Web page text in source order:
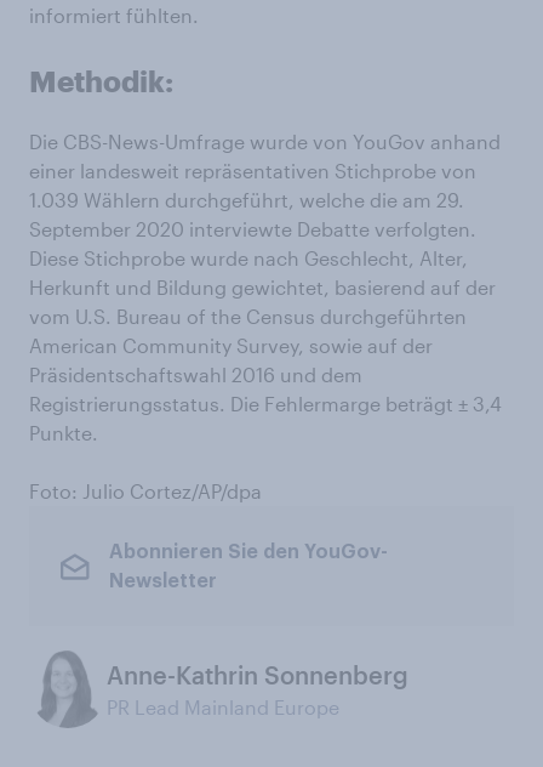
informiert fühlten.
Methodik:
Die CBS-News-Umfrage wurde von YouGov anhand
einer landesweit repräsentativen Stichprobe von
1.039 Wählern durchgeführt, welche die am 29.
September 2020 interviewte Debatte verfolgten.
Diese Stichprobe wurde nach Geschlecht, Alter,
Herkunft und Bildung gewichtet, basierend auf der
vom U.S. Bureau of the Census durchgeführten
American Community Survey, sowie auf der
Präsidentschaftswahl 2016 und dem
Registrierungsstatus. Die Fehlermarge beträgt ± 3,4
Punkte.
Foto: Julio Cortez/AP/dpa
Abonnieren Sie den YouGov-
Newsletter
Anne-Kathrin Sonnenberg
PR Lead Mainland Europe